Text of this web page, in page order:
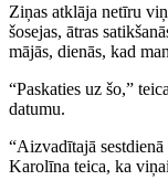
Ziņas atklāja netīru
šosejas, ātras
mājās, dienās, kad
“Paskaties uz šo,”
datumu.
“Aizvadītajā
Karolīna teica, ka